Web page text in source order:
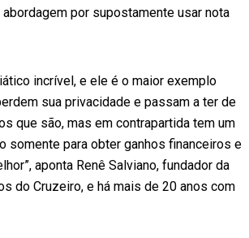
por supostamente usar nota
incrível, e ele é o maior exemplo
sua privacidade e passam a ter de
que são, mas em contrapartida tem um
somente para obter ganhos financeiros e
aponta Renê Salviano, fundador da
do Cruzeiro, e há mais de 20 anos com